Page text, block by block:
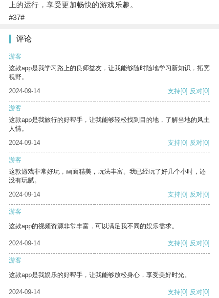
上的运行，享受更加畅快的游戏乐趣。
#37#
评论
游客
这款app是我学习路上的良师益友，让我能够随时随地学习新知识，拓宽
视野。
2024-09-14
支持[0] 反对[0]
游客
这款app是我旅行的好帮手，让我能够轻松找到目的地，了解当地的风土
人情。
2024-09-14
支持[0] 反对[0]
游客
这款游戏非常好玩，画面精美，玩法丰富。我已经玩了好几个小时，还
没有玩腻。
2024-09-14
支持[0] 反对[0]
游客
这款app的视频资源非常丰富，可以满足我不同的娱乐需求。
2024-09-14 支持[0] 反对[0]
游客
这款app是我娱乐的好帮手，让我能够放松身心，享受美好时光。
2024-09-14 支持[0] 反对[0]